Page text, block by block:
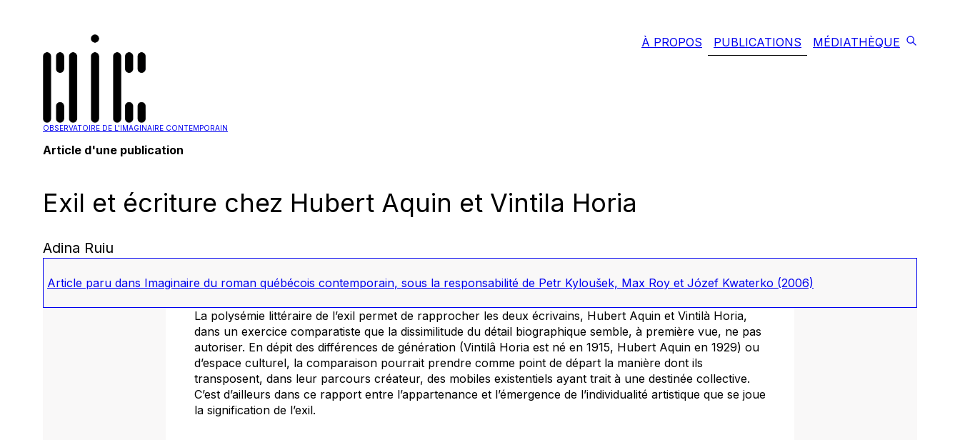
OBSERVATOIRE DE L'IMAGINAIRE CONTEMPORAIN
À PROPOS PUBLICATIONS MÉDIATHÈQUE
Article d'une publication
Exil et écriture chez Hubert Aquin et Vintila Horia
Adina Ruiu
Article paru dans Imaginaire du roman québécois contemporain, sous la responsabilité de Petr Kyloušek, Max Roy et Józef Kwaterko (2006)
La polysémie littéraire de l’exil permet de rapprocher les deux écrivains, Hubert Aquin et Vintilà Horia,
dans un exercice comparatiste que la dissimilitude du détail biographique semble, à première vue, ne pas
autoriser. En dépit des différences de génération (Vintilâ Horia est né en 1915, Hubert Aquin en 1929) ou
d’espace culturel, la comparaison pourrait prendre comme point de départ la manière dont ils
transposent, dans leur parcours créateur, des mobiles existentiels ayant trait à une destinée collective.
C’est d’ailleurs dans ce rapport entre l’appartenance et l’émergence de l’individualité artistique que se joue
la signification de l’exil.